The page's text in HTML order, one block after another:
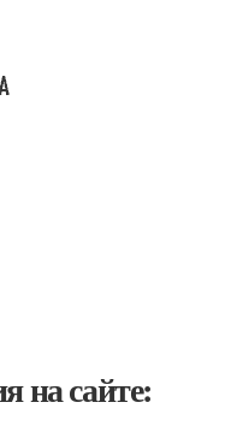
на сайте: